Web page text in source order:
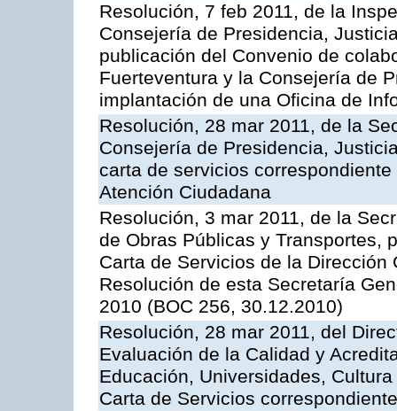
Resolución, 7 feb 2011, de la
Consejería de Presidencia,
publicación del Convenio de
Fuerteventura y la Consejería de
implantación de una Oficina de
Resolución, 28 mar 2011, de la
Consejería de Presidencia,
carta de servicios
Atención Ciudadana
Resolución, 3 mar 2011, de la
de Obras Públicas y Transportes,
Carta de Servicios de la
Resolución de esta Secretaría
2010 (BOC 256, 30.12.2010)
Resolución, 28 mar 2011, del
Evaluación de la Calidad y
Educación, Universidades,
Carta de Servicios